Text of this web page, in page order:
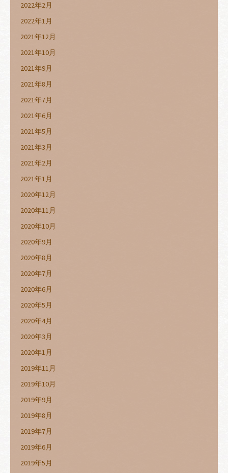
2022年2月
2022年1月
2021年12月
2021年10月
2021年9月
2021年8月
2021年7月
2021年6月
2021年5月
2021年3月
2021年2月
2021年1月
2020年12月
2020年11月
2020年10月
2020年9月
2020年8月
2020年7月
2020年6月
2020年5月
2020年4月
2020年3月
2020年1月
2019年11月
2019年10月
2019年9月
2019年8月
2019年7月
2019年6月
2019年5月